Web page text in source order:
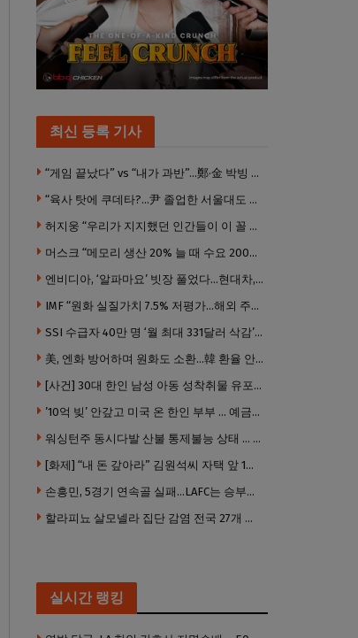
최신 등록 기사
“게임 끝났다” vs “내가 과반”…鄭·金 박빙 전대 서로 우위 주장
“육사 탓에 쿠데타?…尹 졸업한 서울대도 없애야 하나”
허지웅 “우리가 지지했던 인간들이 이 꼴 만들었다”
머스크 “메모리 생산 20% 늘 때 수요 200% 증가” … 반도체 매출 1조달러 눈 앞
엔비디아, ‘알파마요’ 빗장 풀었다…현대차, 자율주행 속도내나
IMF “원화 실질가치 7.5% 저평가…해외 주식투자 영향”
SSI 수급자 40만 명 ‘월 최대 331달러 삭감’ 위기…10만 명은 수급자격 상실
美, 엔화 방어하며 원화도 소환…韓 환율 안정 ‘우군’ 되나
[사건] 30대 한인 남성 아동 성착취물 유포 혐의로 체포
’10억 빚’ 안갚고 미국 온 한인 부부 … 예금보험공사, 미국서 소송
워싱턴주 동시다발 산불 통제불능 상태 … 이재민 수십만명
[화제] “내 돈 갚아라” 김원석씨 자택 앞 1인 광대 시위 … 한인 투자사, “108만 달러 못받아”
손흥민, 5경기 연속골 실패…LAFC는 승부차기 끝 과달라하라 격파
할라피뇨 살모넬라 집단 감염 전국 27개 주 급속 확산
실시간 랭킹